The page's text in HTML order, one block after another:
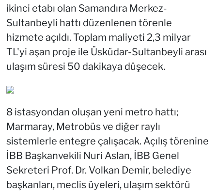
ikinci etabı olan Samandıra Merkez-
Sultanbeyli hattı düzenlenen törenle
hizmete açıldı. Toplam maliyeti 2,3 milyar
TL'yi aşan proje ile Üsküdar-Sultanbeyli arası
ulaşım süresi 50 dakikaya düşecek.
8 istasyondan oluşan yeni metro hattı;
Marmaray, Metrobüs ve diğer raylı
sistemlerle entegre çalışacak. Açılış törenine
İBB Başkanvekili Nuri Aslan, İBB Genel
Sekreteri Prof. Dr. Volkan Demir, belediye
başkanları, meclis üyeleri, ulaşım sektörü